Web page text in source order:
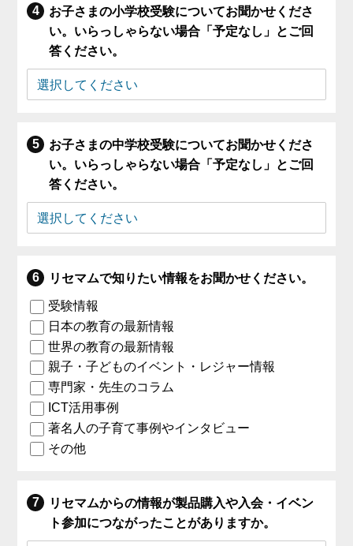
お子さまの小学校受験についてお聞かせくださ
い。いらっしゃらない場合「予定なし」とご回
答ください。
お子さまの中学校受験についてお聞かせくださ
い。いらっしゃらない場合「予定なし」とご回
答ください。
リセマムで知りたい情報をお聞かせください。
受験情報
日本の教育の最新情報
世界の教育の最新情報
親子・子どものイベント・レジャー情報
専門家・先生のコラム
ICT活用事例
著名人の子育て事例やインタビュー
その他
リセマムからの情報が製品購入や入会・イベン
ト参加につながったことがありますか。